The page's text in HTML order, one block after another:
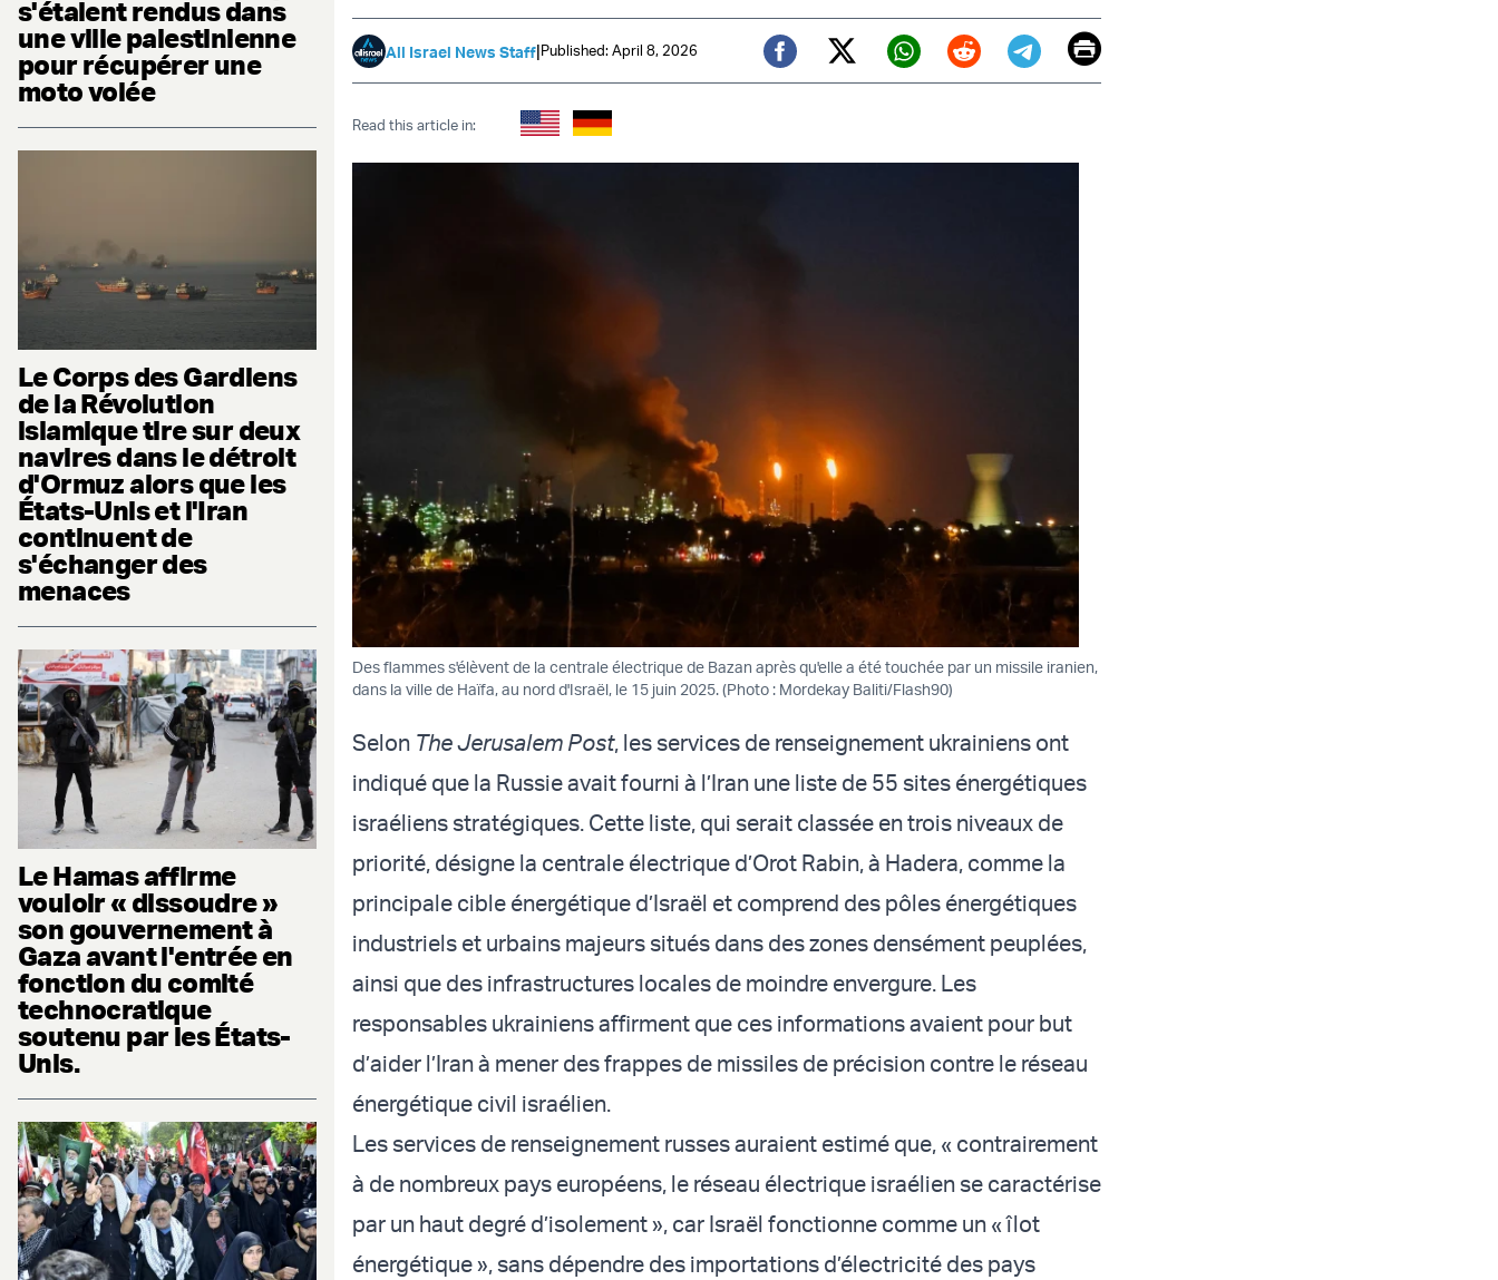
s'étaient rendus dans
une ville palestinienne
pour récupérer une
moto volée
Le Corps des Gardiens
de la Révolution
islamique tire sur deux
navires dans le détroit
d'Ormuz alors que les
États-Unis et l'Iran
continuent de
s'échanger des
menaces
Le Hamas affirme
vouloir « dissoudre »
son gouvernement à
Gaza avant l'entrée en
fonction du comité
technocratique
soutenu par les États-
Unis.
All Israel News Staff|Published: April 8, 2026
Facebook
Twitter (X)
Whatsapp
RedditTelegram
EmailPrint
Read this article in:
Des flammes s'élèvent de la centrale électrique de Bazan après qu'elle a été touchée par un missile iranien,
dans la ville de Haïfa, au nord d'Israël, le 15 juin 2025. (Photo : Mordekay Baliti/Flash90)
Selon The Jerusalem Post, les services de renseignement ukrainiens ont
indiqué que la Russie avait fourni à l’Iran une liste de 55 sites énergétiques
israéliens stratégiques. Cette liste, qui serait classée en trois niveaux de
priorité, désigne la centrale électrique d’Orot Rabin, à Hadera, comme la
principale cible énergétique d’Israël et comprend des pôles énergétiques
industriels et urbains majeurs situés dans des zones densément peuplées,
ainsi que des infrastructures locales de moindre envergure. Les
responsables ukrainiens affirment que ces informations avaient pour but
d’aider l’Iran à mener des frappes de missiles de précision contre le réseau
énergétique civil israélien.
Les services de renseignement russes auraient estimé que, « contrairement
à de nombreux pays européens, le réseau électrique israélien se caractérise
par un haut degré d’isolement », car Israël fonctionne comme un « îlot
énergétique », sans dépendre des importations d’électricité des pays